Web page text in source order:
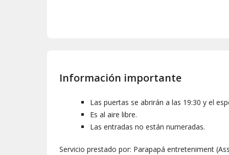
Información importante
Las puertas se abrirán a las 19:30 y el
Es al aire libre.
Las entradas no están numeradas.
Servicio prestado por: Parapapá entreteniment